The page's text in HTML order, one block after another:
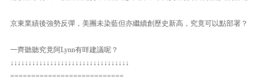
京東業績後強勢反彈，美團未染藍但亦繼續創歷史新高，究竟可以點部署？
一齊聽聽究竟阿Lynn有咩建議呢？
↓↓↓↓↓↓↓↓↓↓↓↓↓↓↓↓↓↓↓↓↓↓↓↓↓↓↓↓↓↓↓↓↓
===========================